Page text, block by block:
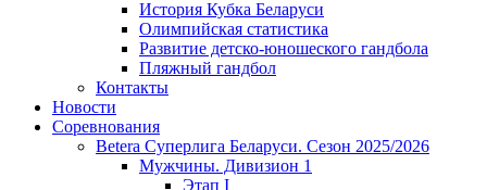
История Кубка Беларуси
Олимпийская статистика
Развитие детско-юношеского гандбола
Пляжный гандбол
Контакты
Новости
Соревнования
Betera Суперлига Беларуси. Сезон 2025/2026
Мужчины. Дивизион 1
Этап I